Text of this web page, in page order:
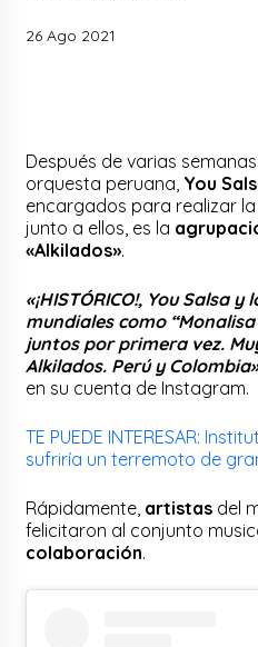
26 Ago 2021
Después de varias
orquesta peruana, You
encargados para realizar la
junto a ellos, es la
«Alkilados».
«¡HISTÓRICO!, You Salsa
mundiales como
juntos por primera vez.
Alkilados. Perú y
en su cuenta de Instagram.
TE PUEDE INTERESAR:
sufriría un terremoto de
Rápidamente, artistas del
felicitaron al conjunto
colaboración.